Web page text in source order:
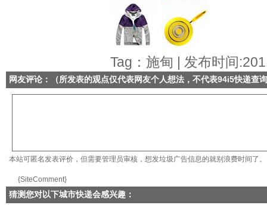
Tag：施甸 | 发布时间
网友评论：（所发表的观点仅代表网友个人想法，不代表94i5快递查
本站可匿名发表评价，但需要管理员审核，想发垃圾广告信息的就别浪费时间了。
{SiteComment}
猜测您对以下城市快递会感兴趣：